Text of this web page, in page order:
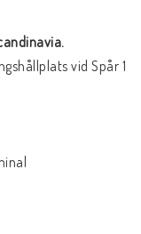
vid Spår 1